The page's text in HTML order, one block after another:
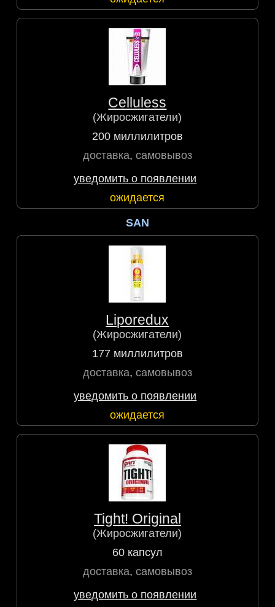
Celluless
(Жиросжигатели)
200 миллилитров
доставка, самовывоз
уведомить о появлении
ожидается
SAN
Liporedux
(Жиросжигатели)
177 миллилитров
доставка, самовывоз
уведомить о появлении
ожидается
Tight! Original
(Жиросжигатели)
60 капсул
доставка, самовывоз
уведомить о появлении